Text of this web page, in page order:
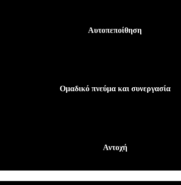
Αυτοπεποίθηση
Ομαδικό πνεύμα και συνεργασία
Αντοχή